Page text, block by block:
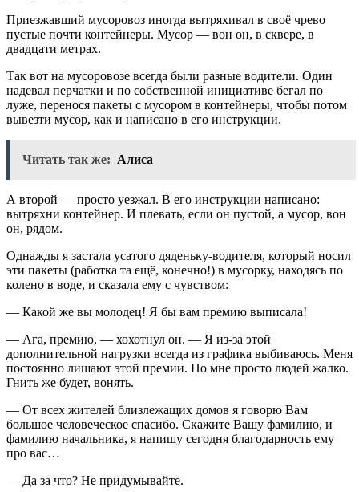
Приезжавший мусоровоз иногда вытряхивал в своё чрево
пустые почти контейнеры. Мусор — вон он, в сквере, в
двадцати метрах.
Так вот на мусоровозе всегда были разные водители. Один
надевал перчатки и по собственной инициативе бегал по
луже, перенося пакеты с мусором в контейнеры, чтобы потом
вывезти мусор, как и написано в его инструкции.
Читать так же: Алиса
А второй — просто уезжал. В его инструкции написано:
вытряхни контейнер. И плевать, если он пустой, а мусор, вон
он, рядом.
Однажды я застала усатого дяденьку-водителя, который носил
эти пакеты (работка та ещё, конечно!) в мусорку, находясь по
колено в воде, и сказала ему с чувством:
— Какой же вы молодец! Я бы вам премию выписала!
— Ага, премию, — хохотнул он. — Я из-за этой
дополнительной нагрузки всегда из графика выбиваюсь. Меня
постоянно лишают этой премии. Но мне просто людей жалко.
Гнить же будет, вонять.
— От всех жителей близлежащих домов я говорю Вам
большое человеческое спасибо. Скажите Вашу фамилию, и
фамилию начальника, я напишу сегодня благодарность ему
про вас…
— Да за что? Не придумывайте.